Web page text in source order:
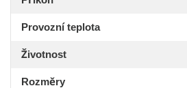
Provozní teplota
Životnost
Rozměry